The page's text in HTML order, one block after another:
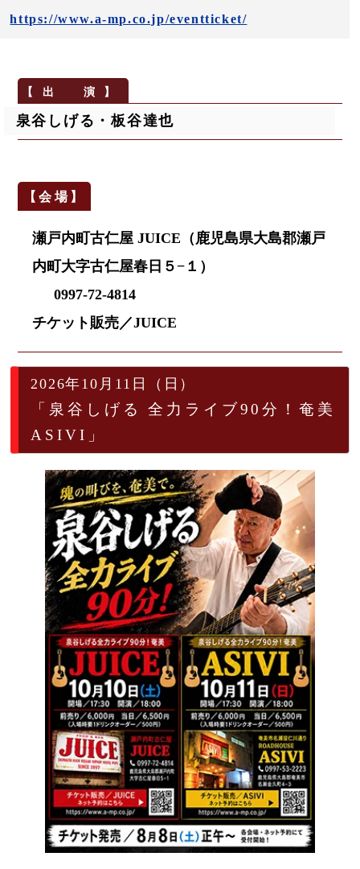
https://www.a-mp.co.jp/eventticket/
泉谷しげる・板谷達也
瀬戸内町古仁屋 JUICE（鹿児島県大島郡瀬戸
内町大字古仁屋春日５−１）
0997-72-4814
チケット販売／JUICE
2026年10月11日（日）
「泉谷しげる 全力ライブ90分！奄美
ASIVI」